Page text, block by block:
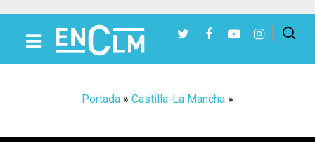
Portada » Castilla-La Mancha »